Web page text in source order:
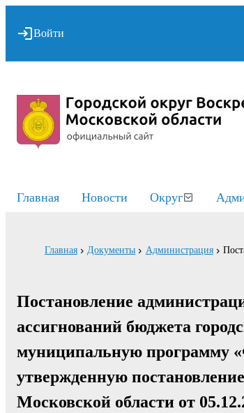
Войти
Главная Новости Округ
Главная Документы Администрация
Постановление
ассигнований бюджета
муниципальную программу
утвержденную
Московской области от